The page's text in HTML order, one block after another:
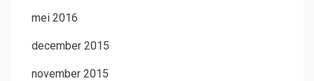
mei 2016
december 2015
november 2015